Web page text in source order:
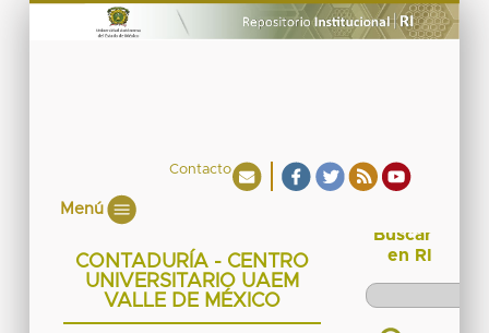
Contacto
Menú
CONTADURÍA - CENTRO
UNIVERSITARIO UAEM
VALLE DE MÉXICO
Buscar
en RI